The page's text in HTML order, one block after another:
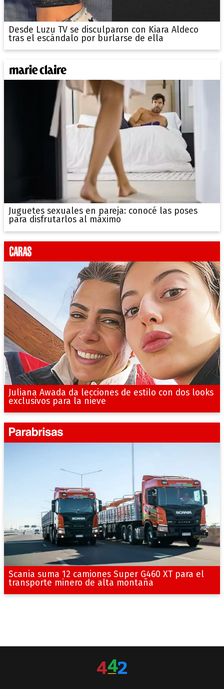
Desde Luzu TV se disculparon con Kiara Aldeco
tras el escándalo por burlarse de ella
Juguetes sexuales en pareja: conocé las poses
para disfrutarlos al máximo
Juliana Awada da lecciones de estilo con dos looks
exclusivos para la nieve
Scania suma 12 camiones Super G460 XT para el
transporte minero de alta montaña